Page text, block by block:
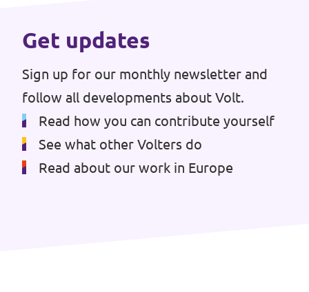
Pridruži se stranki!
Get updates
Sign up for our monthly newsletter and
follow all developments about Volt.
Read how you can contribute yourself
See what other Volters do
Read about our work in Europe